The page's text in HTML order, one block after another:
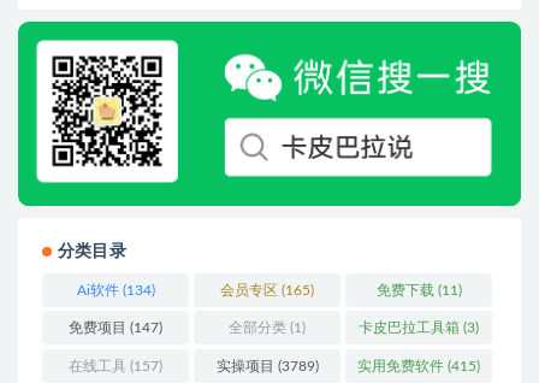
分类目录
Ai软件(134) 会员专区 (165) 免费下载 (11)
免费项目 (147) 全部分类 (1) 卡皮巴拉工具箱 (3)
在线工具 (157) 实操项目 (3789) 实用免费软件 (415)